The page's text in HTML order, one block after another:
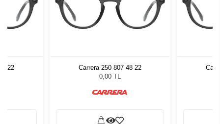
22
Carrera 250 807 48 22
0,00 TL